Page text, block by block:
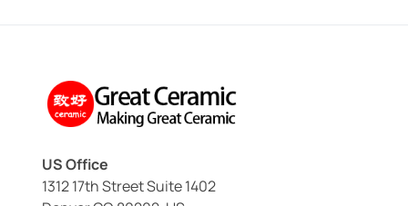
US Office
1312 17th Street Suite 1402